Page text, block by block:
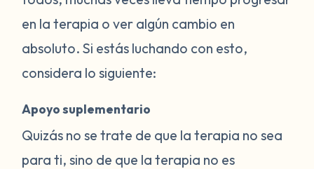
en la terapia o ver algún cambio en
absoluto. Si estás luchando con esto,
considera lo siguiente:
Apoyo suplementario
Quizás no se trate de que la terapia no sea
para ti, sino de que la terapia no es